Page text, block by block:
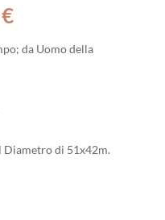
€Il
attuale
da Uomo della
Diametro di 51x42m.